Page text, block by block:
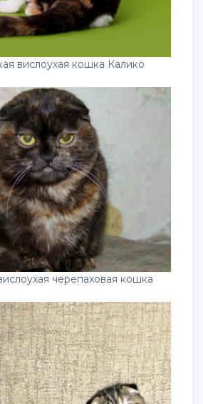
вислоухая кошка Калико
черепаховая кошка